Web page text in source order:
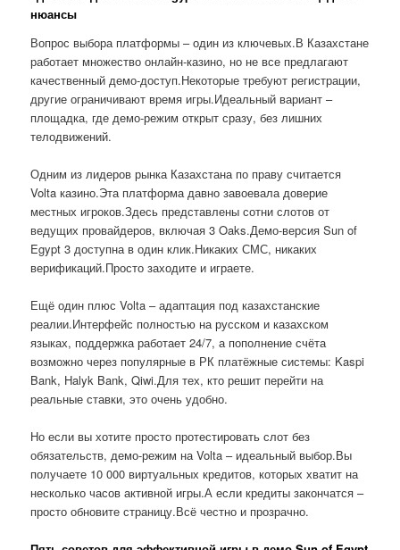
нюансы
Вопрос выбора платформы – один из ключевых.В Казахстане
работает множество онлайн-казино, но не все предлагают
качественный демо-доступ.Некоторые требуют регистрации,
другие ограничивают время игры.Идеальный вариант –
площадка, где демо-режим открыт сразу, без лишних
телодвижений.
Одним из лидеров рынка Казахстана по праву считается
Volta казино.Эта платформа давно завоевала доверие
местных игроков.Здесь представлены сотни слотов от
ведущих провайдеров, включая 3 Oaks.Демо-версия Sun of
Egypt 3 доступна в один клик.Никаких СМС, никаких
верификаций.Просто заходите и играете.
Ещё один плюс Volta – адаптация под казахстанские
реалии.Интерфейс полностью на русском и казахском
языках, поддержка работает 24/7, а пополнение счёта
возможно через популярные в РК платёжные системы: Kaspi
Bank, Halyk Bank, Qiwi.Для тех, кто решит перейти на
реальные ставки, это очень удобно.
Но если вы хотите просто протестировать слот без
обязательств, демо-режим на Volta – идеальный выбор.Вы
получаете 10 000 виртуальных кредитов, которых хватит на
несколько часов активной игры.А если кредиты закончатся –
просто обновите страницу.Всё честно и прозрачно.